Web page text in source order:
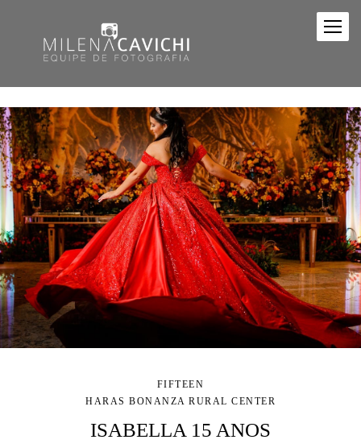
FIFTEEN
HARAS BONANZA RURAL CENTER
ISABELLA 15 ANOS